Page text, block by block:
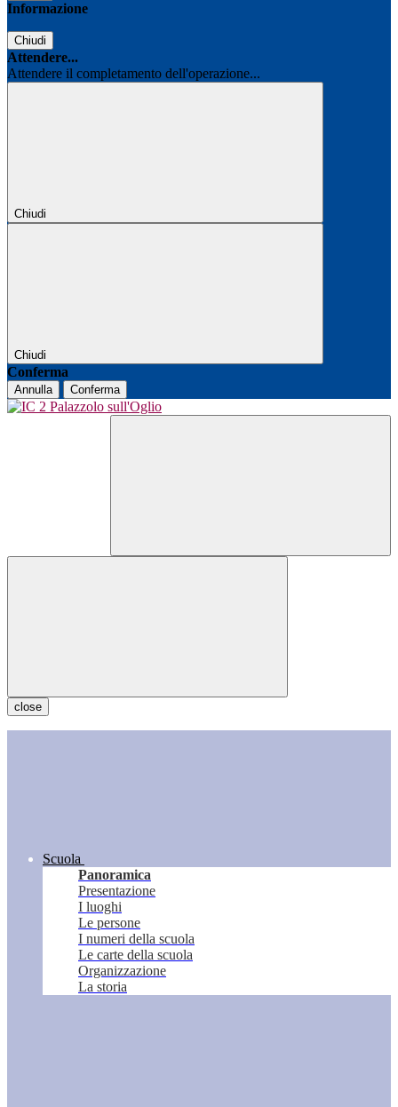
Informazione
Chiudi
Attendere...
Attendere il completamento dell'operazione...
Chiudi
Chiudi
Conferma
Annulla Conferma
close
Scuola
Panoramica
Presentazione
I luoghi
Le persone
I numeri della scuola
Le carte della scuola
Organizzazione
La storia